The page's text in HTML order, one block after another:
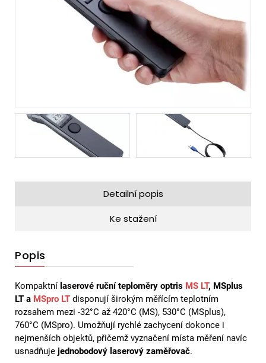
Detailní popis
Ke stažení
Popis
Kompaktní laserové ruční teploměry optris MS LT, MSplus
LT a MSpro LT disponují širokým měřícím teplotním
rozsahem mezi -32°C až 420°C (MS), 530°C (MSplus),
760°C (MSpro). Umožňují rychlé zachycení dokonce i
nejmenších objektů, přičemž vyznačení místa měření navíc
usnadňuje jednobodový laserový zaměřovač.